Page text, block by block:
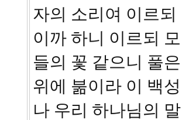
자의 소리여 이르
이까 하니 이르되
들의 꽃 같으니 풀
위에 붊이라 이 백
나 우리 하나님의